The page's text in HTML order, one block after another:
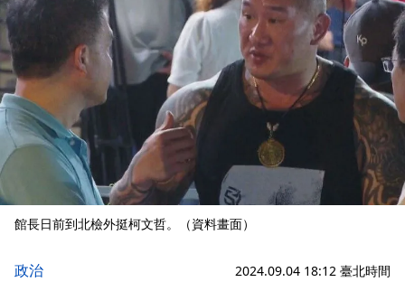
館長日前到北檢外挺柯文哲。（資料畫面）
政治 2024.09.04 18:12 臺北時間